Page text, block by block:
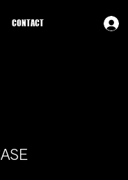
CONTACT